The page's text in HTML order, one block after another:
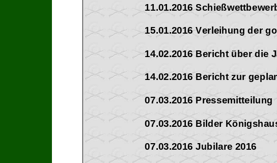
11.01.2016
15.01.2016 Verleihung der
14.02.2016 Bericht über die
14.02.2016 Bericht zur
07.03.2016 Pressemitteilung
07.03.2016 Bilder
07.03.2016 Jubilare 2016